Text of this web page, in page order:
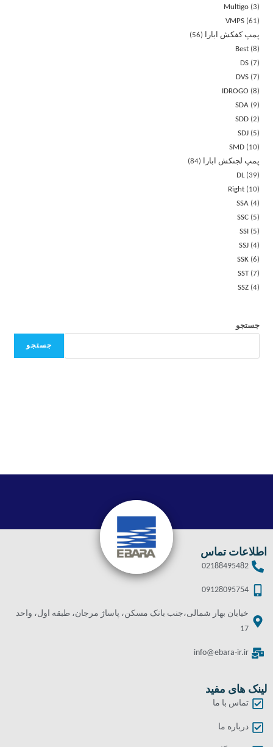
Multigo 3
VMPS 61
پمپ کفکش ابارا
56
Best 8
DS 7
DVS 7
IDROGO
8
SDA
9
SDD 2
SDJ
5
SMD
10
پمپ لجنکش ابارا
84
DL 39
Right
10
SSA 4
SSC
5
SSI
5
SSJ 4
SSK 6
SST 7
SSZ 4
جستجو
جستجو
اطلاعات تماس
02188495482
09128095754
خیابان بهار شمالی،جنب بانک مسکن، پاساژ مرجان، طبقه اول، واحد
17
info@ebara-ir.ir
لینک های مفید
تماس با ما
درباره ما